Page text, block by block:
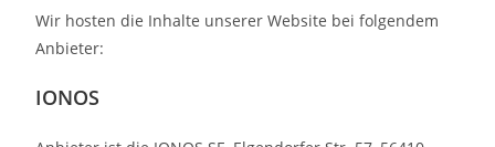
Wir hosten die Inhalte unserer Website bei folgendem
Anbieter:
IONOS